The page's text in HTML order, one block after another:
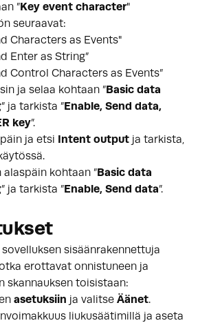
”Key event character"
seuraavat:
Characters as Events"
Enter as String”
Control Characters as Events”
ja selaa kohtaan ”Basic data
” ja tarkista ”Enable, Send data,
key”.
ja etsi
Intent output ja tarkista,
kohtaan ”Basic data
” ja tarkista ”Enable, Send data”.
sisäänrakennettuja
erottavat onnistuneen ja
skannauksen toisistaan:
asetuksiin ja valitse Äänet.
liukusäätimillä ja aseta